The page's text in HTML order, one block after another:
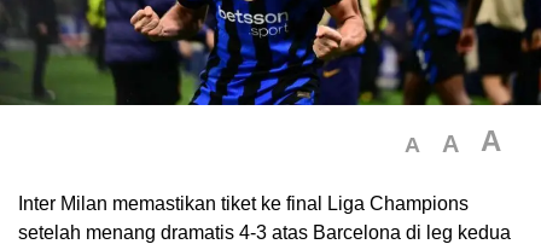
A A A
Inter Milan memastikan tiket ke final Liga Champions
setelah menang dramatis 4-3 atas Barcelona di leg kedua